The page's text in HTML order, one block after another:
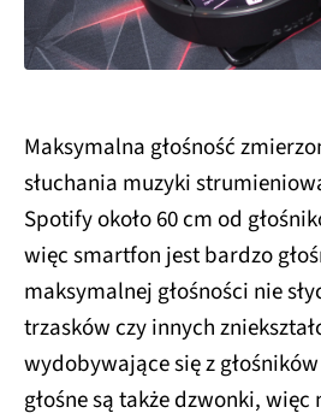
Maksymalna głośność
słuchania muzyki
Spotify około 60 cm od
więc smartfon jest bardzo
maksymalnej głośności nie
trzasków czy innych
wydobywające się z głośników
głośne są także dzwonki,